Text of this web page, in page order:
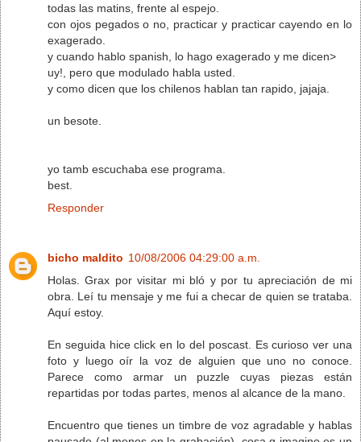
todas las matins, frente al espejo.
con ojos pegados o no, practicar y practicar cayendo en lo
exagerado.
y cuando hablo spanish, lo hago exagerado y me dicen>
uy!, pero que modulado habla usted.
y como dicen que los chilenos hablan tan rapido, jajaja.
un besote.
yo tamb escuchaba ese programa.
best.
Responder
bicho maldito 10/08/2006 04:29:00 a.m.
Holas. Grax por visitar mi bló y por tu apreciación de mi
obra. Leí tu mensaje y me fui a checar de quien se trataba.
Aquí estoy.
En seguida hice click en lo del poscast. Es curioso ver una
foto y luego oír la voz de alguien que uno no conoce.
Parece como armar un puzzle cuyas piezas están
repartidas por todas partes, menos al alcance de la mano.
Encuentro que tienes un timbre de voz agradable y hablas